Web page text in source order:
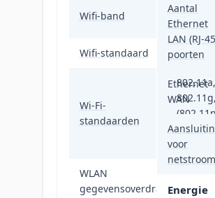
Wifi-band
Dual-
GHz / 5
Wifi-standaard Wi-Fi 6
Wi-Fi-
standaarden
6
WLAN
gegevensoverdrachtsnelheid
1500
Aantal
Ethernet
LAN (RJ-
poorten
Ethernet
WAN
voor
Energie